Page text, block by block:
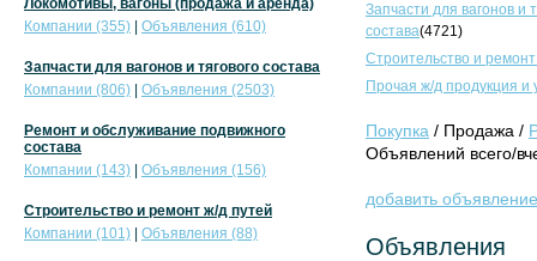
Запчасти для вагонов и
состава(4721)
Строительство и
Прочая ж/д продукция и
Покупка / Продажа /
Объявлений всего/
добавить объявление
Объявления
Локомотивы, вагоны (продажа и аренда)
Компании (355)
Объявления (610)
Запчасти для вагонов и тягового состава
Компании (806)
Объявления (2503)
Ремонт и обслуживание подвижного
состава
Компании (143)
Объявления (156)
Строительство и ремонт ж/д путей
Компании (101)
Объявления (88)